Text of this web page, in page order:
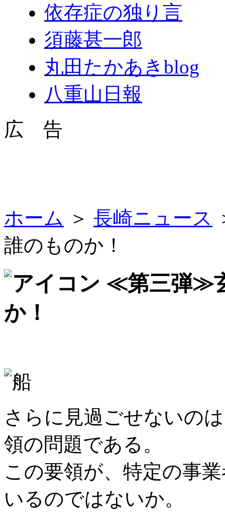
依存症の独り言
須藤甚一郎
丸田たかあきblog
八重山日報
広 告
ホーム ＞ 長崎ニュース
誰のものか！
≪第三弾≫
か！
さらに見過ごせないの
領の問題である。
この要領が、特定の事
いるのではないか。